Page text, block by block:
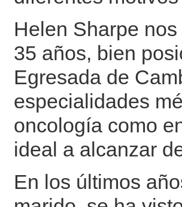
Helen Sharpe
35 años, bien
Egresada de
especialidades
oncología como
ideal a alcanzar
En los últimos